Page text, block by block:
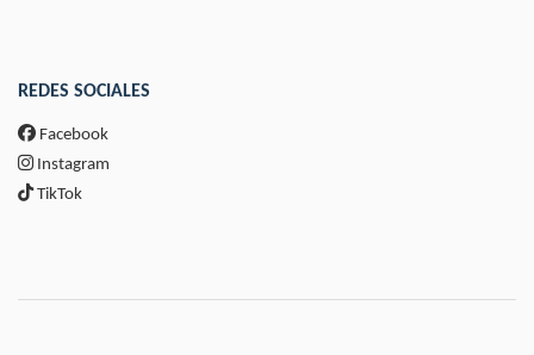
REDES SOCIALES
Facebook
Instagram
TikTok